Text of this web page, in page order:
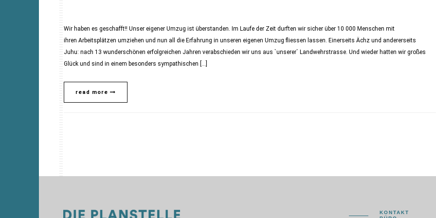
Wir haben es geschafft!! Unser eigener Umzug ist überstanden. Im Laufe der Zeit durften wir sicher über 10 000 Menschen mit
ihren Arbeitsplätzen umziehen und nun all die Erfahrung in unseren eigenen Umzug fliessen lassen. Einerseits Ächz und andererseits
Juhu: nach 13 wunderschönen erfolgreichen Jahren verabschieden wir uns aus `unserer` Landwehrstrasse. Und wieder hatten wir großes
Glück und sind in einem besonders sympathischen […]
read more
KONTAKT